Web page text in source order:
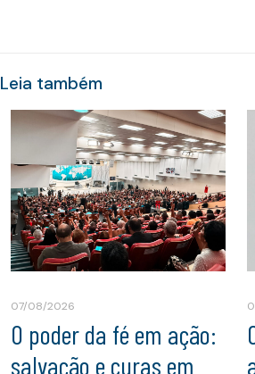
Leia também
07/08/2026
O poder da fé em ação:
salvação e curas em